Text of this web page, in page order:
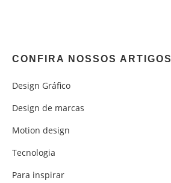
CONFIRA NOSSOS ARTIGOS
Design Gráfico
Design de marcas
Motion design
Tecnologia
Para inspirar